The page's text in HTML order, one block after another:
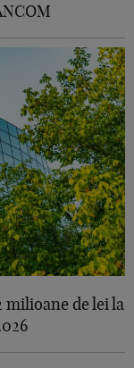
milioane de lei la